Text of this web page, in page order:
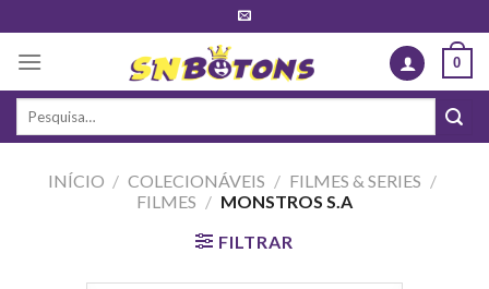
to
content
0
Pesquisar
INÍCIO / COLECIONÁVEIS / FILMES & SERIES /
FILMES / MONSTROS S.A
FILTRAR